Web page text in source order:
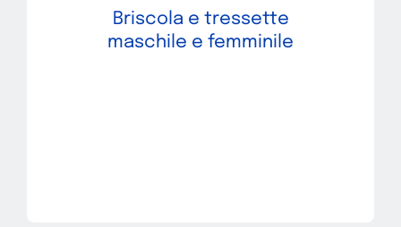
Briscola e tressette
maschile e femminile